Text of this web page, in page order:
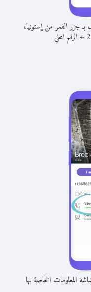
بـ جزر القمر من إستونيا،
+الرقم المحلي
المعلومات الخاصة بها